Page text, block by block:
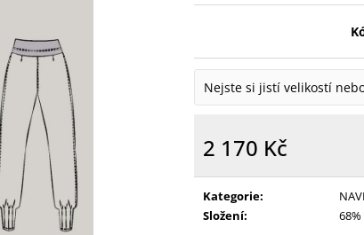
Nejste si jistí velikostí
2 170 Kč
Kategorie:
Složení: